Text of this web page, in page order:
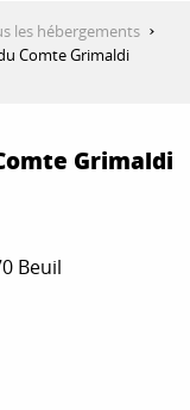
les hébergements
Comte Grimaldi
Grimaldi
Beuil